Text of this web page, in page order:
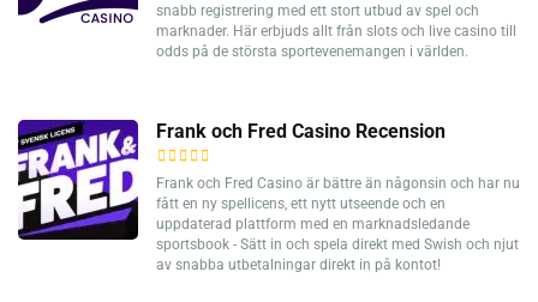
snabb registrering med ett stort utbud av spel och
marknader. Här erbjuds allt från slots och live casino till
odds på de största sportevenemangen i världen.
Frank och Fred Casino Recension
Frank och Fred Casino är bättre än någonsin och har nu
fått en ny spellicens, ett nytt utseende och en
uppdaterad plattform med en marknadsledande
sportsbook - Sätt in och spela direkt med Swish och njut
av snabba utbetalningar direkt in på kontot!